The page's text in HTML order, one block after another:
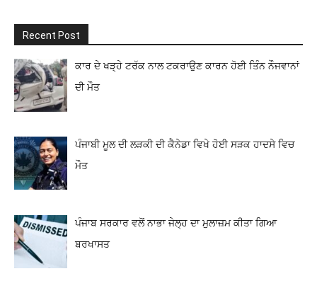
Recent Post
ਕਾਰ ਦੇ ਖੜ੍ਹੇ ਟਰੱਕ ਨਾਲ ਟਕਰਾਉਣ ਕਾਰਨ ਹੋਈ ਤਿੰਨ ਨੌਜਵਾਨਾਂ
ਦੀ ਮੌਤ
ਪੰਜਾਬੀ ਮੂਲ ਦੀ ਲੜਕੀ ਦੀ ਕੈਨੇਡਾ ਵਿਖੇ ਹੋਈ ਸੜਕ ਹਾਦਸੇ ਵਿਚ
ਮੌਤ
ਪੰਜਾਬ ਸਰਕਾਰ ਵਲੋਂ ਨਾਭਾ ਜੇਲ੍ਹ ਦਾ ਮੁਲਾਜ਼ਮ ਕੀਤਾ ਗਿਆ
ਬਰਖਾਸਤ